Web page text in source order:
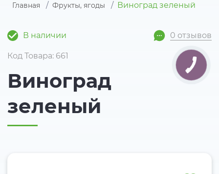
Главная Фрукты, ягоды Виноград зеленый
Код Товара: 661
Виноград
зеленый
В наличии 0 отзывов